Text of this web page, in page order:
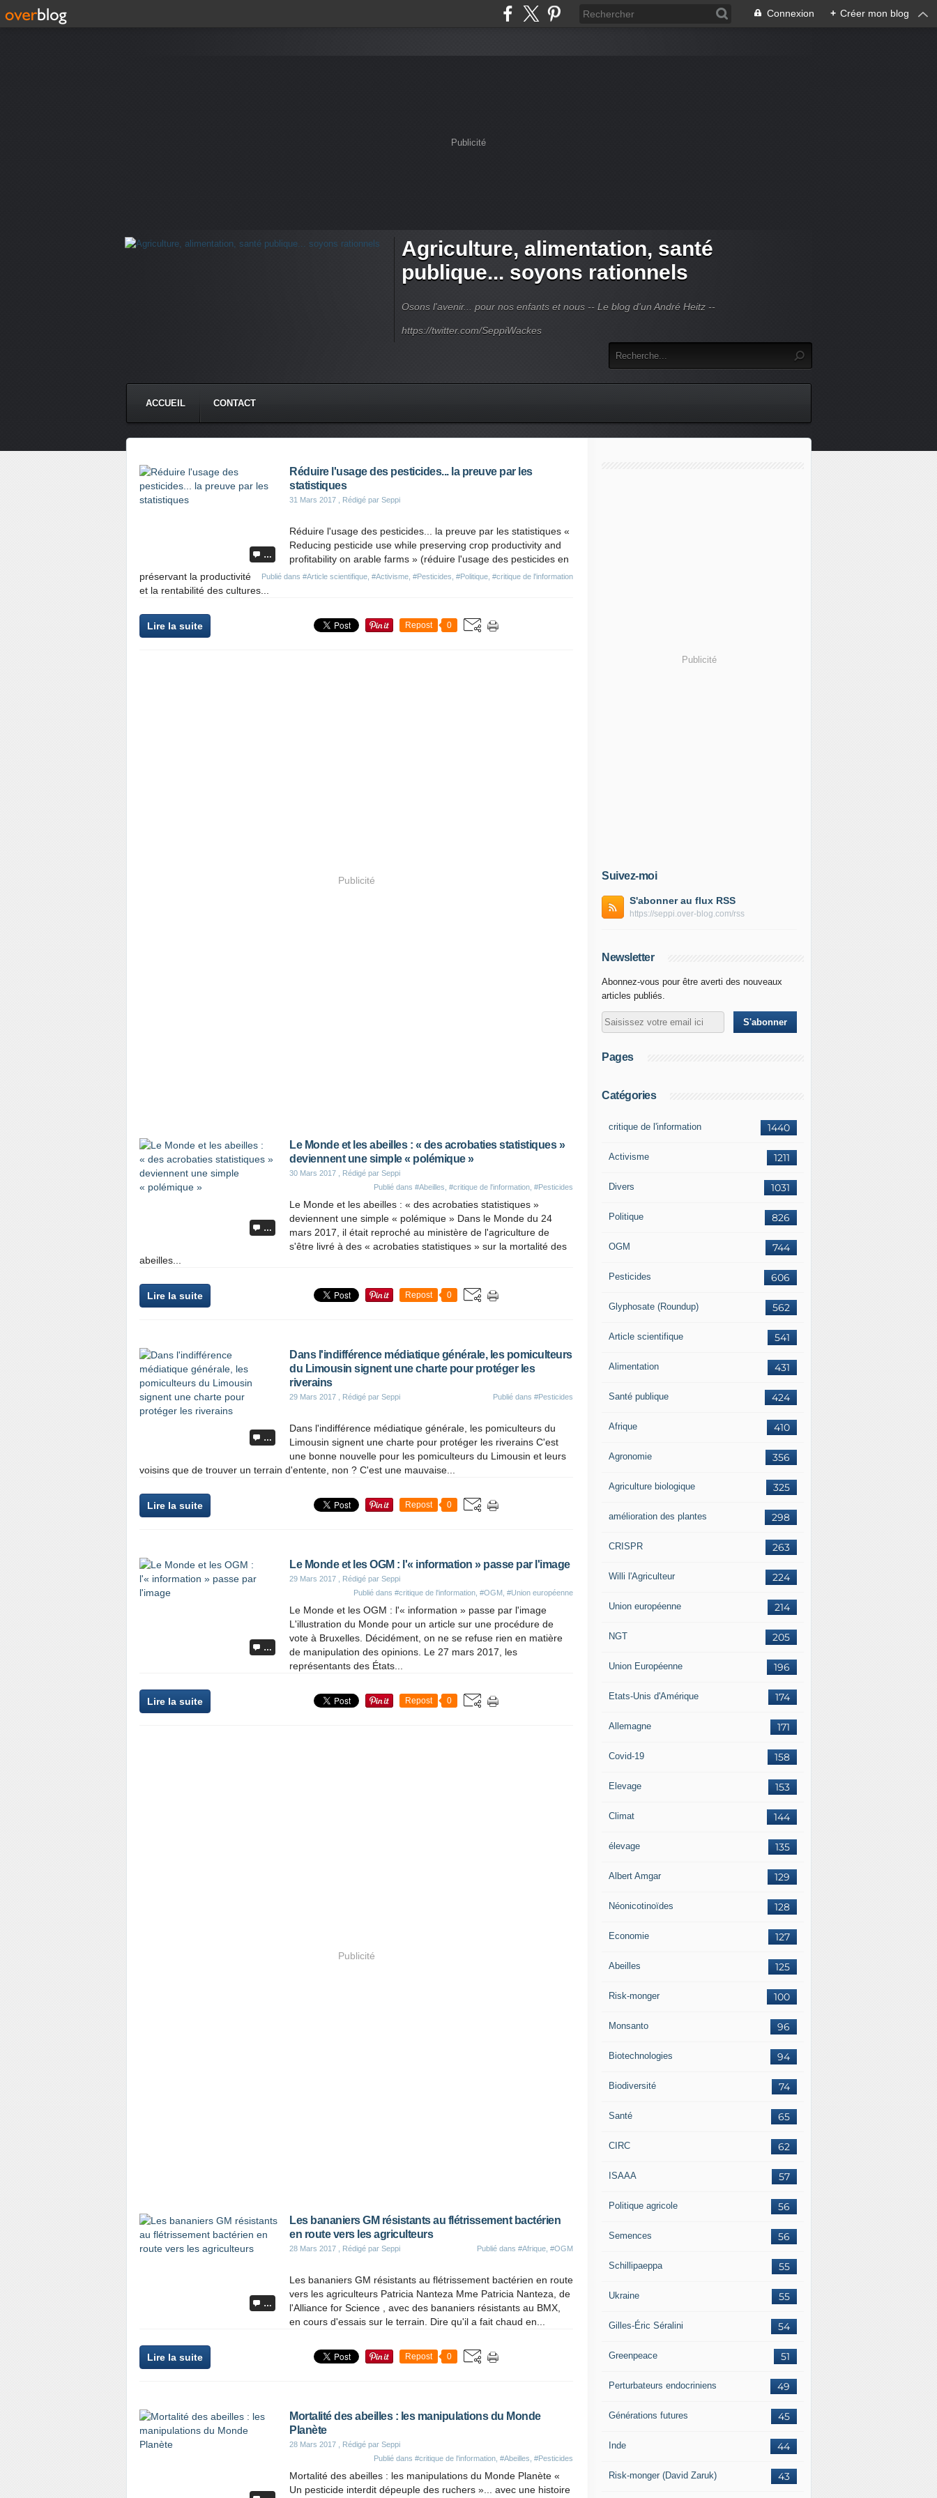
Connexion + Créer mon blog
Publicité
Agriculture, alimentation, santé
publique... soyons rationnels
Osons l'avenir... pour nos enfants et nous -- Le blog d'un André Heitz --
https://twitter.com/SeppiWackes
ACCUEIL CONTACT
…
Réduire l'usage des pesticides... la preuve par les
statistiques
31 Mars 2017 , Rédigé par Seppi
Publié dans #Article scientifique #Activisme #Pesticides #Politique #critique de l'information
Réduire l'usage des pesticides... la preuve par les statistiques «
Reducing pesticide use while preserving crop productivity and
profitability on arable farms » (réduire l'usage des pesticides en
préservant la productivité
et la rentabilité des cultures...
Lire la suite Repost 0
Publicité
…
Le Monde et les abeilles : « des acrobaties statistiques »
deviennent une simple « polémique »
30 Mars 2017 , Rédigé par Seppi
Publié dans #Abeilles #critique de l'information #Pesticides
Le Monde et les abeilles : « des acrobaties statistiques »
deviennent une simple « polémique » Dans le Monde du 24
mars 2017, il était reproché au ministère de l'agriculture de
s'être livré à des « acrobaties statistiques » sur la mortalité des
abeilles...
Lire la suite Repost 0
…
Dans l'indifférence médiatique générale, les pomiculteurs
du Limousin signent une charte pour protéger les
riverains
29 Mars 2017 , Rédigé par Seppi Publié dans #Pesticides
Dans l'indifférence médiatique générale, les pomiculteurs du
Limousin signent une charte pour protéger les riverains C'est
une bonne nouvelle pour les pomiculteurs du Limousin et leurs
voisins que de trouver un terrain d'entente, non ? C'est une mauvaise...
Lire la suite Repost 0
…
Le Monde et les OGM : l'« information » passe par l'image
29 Mars 2017 , Rédigé par Seppi
Publié dans #critique de l'information #OGM #Union européenne
Le Monde et les OGM : l'« information » passe par l'image
L'illustration du Monde pour un article sur une procédure de
vote à Bruxelles. Décidément, on ne se refuse rien en matière
de manipulation des opinions. Le 27 mars 2017, les
représentants des États...
Lire la suite Repost 0
Publicité
…
Les bananiers GM résistants au flétrissement bactérien
en route vers les agriculteurs
28 Mars 2017 , Rédigé par Seppi Publié dans #Afrique #OGM
Les bananiers GM résistants au flétrissement bactérien en route
vers les agriculteurs Patricia Nanteza Mme Patricia Nanteza, de
l'Alliance for Science , avec des bananiers résistants au BMX,
en cours d'essais sur le terrain. Dire qu'il a fait chaud en...
Lire la suite Repost 0
Mortalité des abeilles : les manipulations du Monde
Planète
28 Mars 2017 , Rédigé par Seppi
Publié dans #critique de l'information #Abeilles #Pesticides
Mortalité des abeilles : les manipulations du Monde Planète «
Un pesticide interdit dépeuple des ruchers »... avec une histoire
Publicité
Suivez-moi
S'abonner au flux RSS
https://seppi.over-blog.com/rss
Newsletter
Abonnez-vous pour être averti des nouveaux
articles publiés.
Pages
Catégories
1440
critique de l'information
1211
Activisme
1031
Divers
826
Politique
744
OGM
606
Pesticides
562
Glyphosate (Roundup)
541
Article scientifique
431
Alimentation
424
Santé publique
410
Afrique
356
Agronomie
325
Agriculture biologique
298
amélioration des plantes
263
CRISPR
224
Willi l'Agriculteur
214
Union européenne
205
NGT
196
Union Européenne
174
Etats-Unis d'Amérique
171
Allemagne
158
Covid-19
153
Elevage
144
Climat
135
élevage
129
Albert Amgar
128
Néonicotinoïdes
127
Economie
125
Abeilles
100
Risk-monger
96
Monsanto
94
Biotechnologies
74
Biodiversité
65
Santé
62
CIRC
57
ISAAA
56
Politique agricole
56
Semences
55
Schillipaeppa
55
Ukraine
54
Gilles-Éric Séralini
51
Greenpeace
49
Perturbateurs endocriniens
45
Générations futures
44
Inde
43
Risk-monger (David Zaruk)